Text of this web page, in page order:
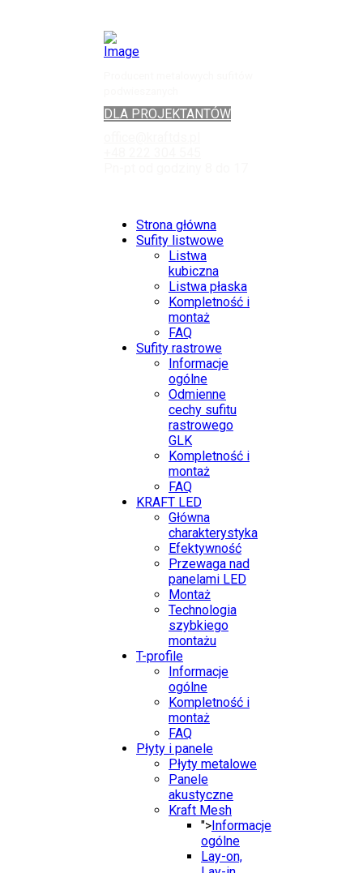
DLA PROJEKTANTÓW
Strona główna
Sufity listwowe
Listwa
kubiczna
Listwa płaska
Kompletność i
montaż
FAQ
Sufity rastrowe
Informacje
ogólne
Odmienne
cechy sufitu
rastrowego
GLK
Kompletność i
montaż
FAQ
KRAFT LED
Główna
charakterystyka
Efektywność
Przewaga nad
panelami LED
Montaż
Technologia
szybkiego
montażu
T-profile
Informacje
ogólne
Kompletność i
montaż
FAQ
Płyty i panele
Płyty metalowe
Panele
akustyczne
Kraft Mesh
">Informacje
ogólne
Lay-on,